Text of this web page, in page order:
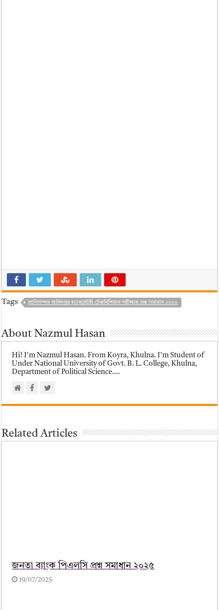
Tags প্রাণিসম্পদ অধিদপ্তর ল্যাবরেটরী টেকনিশিয়ান পরীক্ষার প্রশ্ন সমাধান ২০২৩
About Nazmul Hasan
Hi! I'm Nazmul Hasan. From Koyra, Khulna. I'm Student of
Under National University of Govt. B. L. College, Khulna,
Department of Political Science....
Related Articles
জনতা ব্যাংক পিএলসি প্রশ্ন সমাধান ২০২৫
19/07/2025